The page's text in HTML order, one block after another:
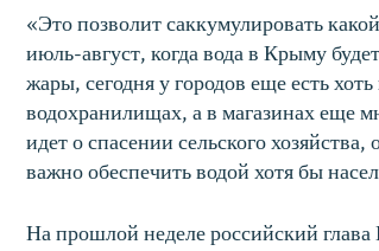
«Это позволит саккумулировать
июль-август, когда вода в Крыму
жары, сегодня у городов еще есть
водохранилищах, а в магазинах еще
идет о спасении сельского
важно обеспечить водой хотя бы
На прошлой неделе российский